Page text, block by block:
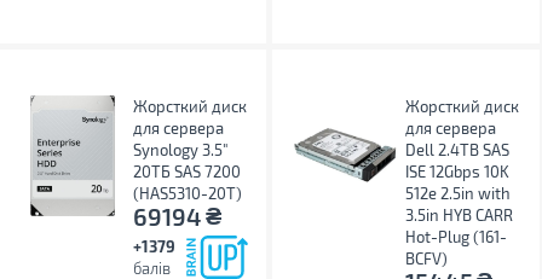
Жорсткий диск
для сервера
Synology 3.5"
20TБ SAS 7200
(HAS5310-20T)
69194₴
+1379
балів
Жорсткий диск
для сервера
Dell 2.4TB SAS
ISE 12Gbps 10K
512e 2.5in with
3.5in HYB CARR
Hot-Plug (161-
BCFV)